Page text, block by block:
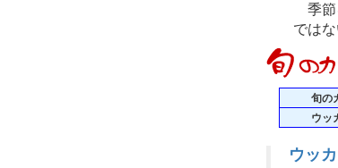
季節
では
旬の
ウッ
ウッ